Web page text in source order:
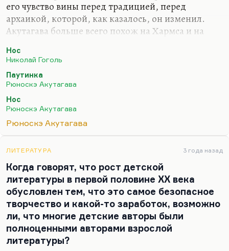
его чувство вины перед традицией, перед
архаикой, которой, как казалось, он изменил.
Акутагава больше всего похож на Хармса и на
поведенчески они похожи очень. Кафка и
– это такой тройник, к ним добавляющийся.
Я думаю, что Акутагава и русская литература,
вообще японская и русская литература близки по
одному критерию – по понятию предельности.
литература потому так устремлена к смерти,
Нос
Николай Гоголь
Паутинка
Рюноскэ Акутагава
Нос
Рюноскэ Акутагава
Рюноскэ Акутагава
ЛИТЕРАТУРА 3 года назад
Когда говорят, что рост детской
литературы в первой половине ХХ века
обусловлен тем, что это самое безопасное
творчество и какой-то заработок, возможно
ли, что многие детские авторы были
полноценными авторами взрослой
литературы?